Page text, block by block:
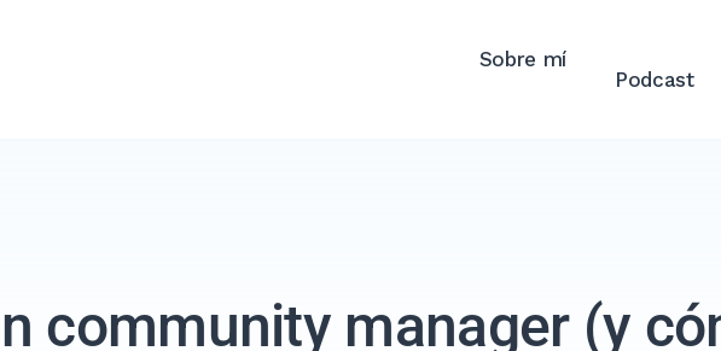
Sobre mí
Podcast
community manager (y